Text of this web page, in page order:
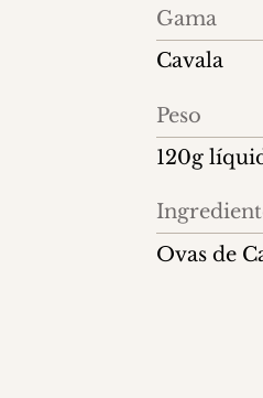
Gama
Cavala
Peso
120g
Ovas de